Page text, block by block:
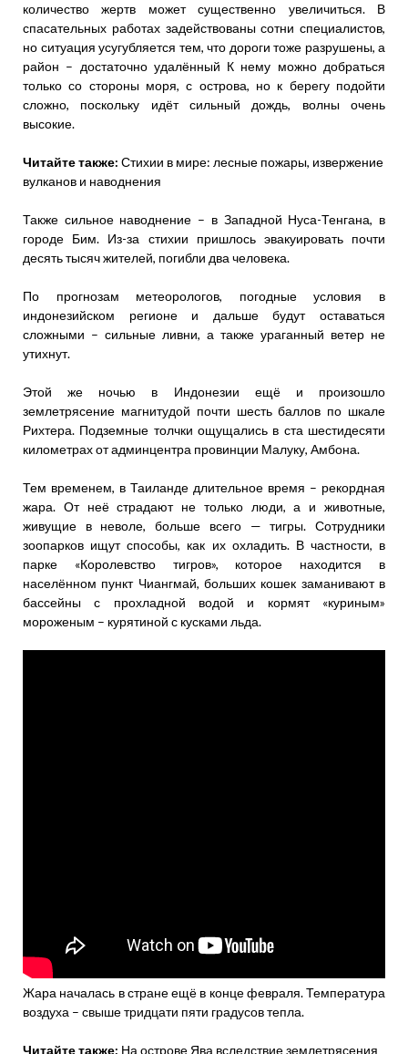
количество жертв может существенно увеличиться. В
спасательных работах задействованы сотни специалистов,
но ситуация усугубляется тем, что дороги тоже разрушены, а
район – достаточно удалённый К нему можно добраться
только со стороны моря, с острова, но к берегу подойти
сложно, поскольку идёт сильный дождь, волны очень
высокие.
Читайте также: Стихии в мире: лесные пожары, извержение
вулканов и наводнения
Также сильное наводнение – в Западной Нуса-Тенгана, в
городе Бим. Из-за стихии пришлось эвакуировать почти
десять тысяч жителей, погибли два человека.
По прогнозам метеорологов, погодные условия в
индонезийском регионе и дальше будут оставаться
сложными – сильные ливни, а также ураганный ветер не
утихнут.
Этой же ночью в Индонезии ещё и произошло
землетрясение магнитудой почти шесть баллов по шкале
Рихтера. Подземные толчки ощущались в ста шестидесяти
километрах от админцентра провинции Малуку, Амбона.
Тем временем, в Таиланде длительное время – рекордная
жара. От неё страдают не только люди, а и животные,
живущие в неволе, больше всего — тигры. Сотрудники
зоопарков ищут способы, как их охладить. В частности, в
парке «Королевство тигров», которое находится в
населённом пункт Чиангмай, больших кошек заманивают в
бассейны с прохладной водой и кормят «куриным»
мороженым – курятиной с кусками льда.
Жара началась в стране ещё в конце февраля. Температура
воздуха – свыше тридцати пяти градусов тепла.
Читайте также: На острове Ява вследствие землетрясения